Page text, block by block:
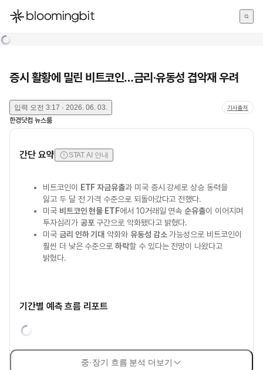
한국어
증시 활황에 밀린 비트코인…금리·유동성 겹악재 우려
입력 오전 3:17 · 2026. 06. 03. 기사출처
한경닷컴 뉴스룸
간단 요약 STAT AI 안내
비트코인이 ETF 자금유출과 미국 증시 강세로 상승 동력을
잃고 두 달 전 가격 수준으로 되돌아갔다고 전했다.
미국 비트코인 현물 ETF에서 10거래일 연속순유출이 이어지며
투자심리가 공포구간으로 악화됐다고 밝혔다.
미국 금리 인하 기대 약화와 유동성 감소가능성으로 비트코인이
훨씬 더 낮은 수준으로하락할 수 있다는 전망이 나왔다고
밝혔다.
기간별 예측 흐름 리포트
중·장기 흐름 분석 더보기